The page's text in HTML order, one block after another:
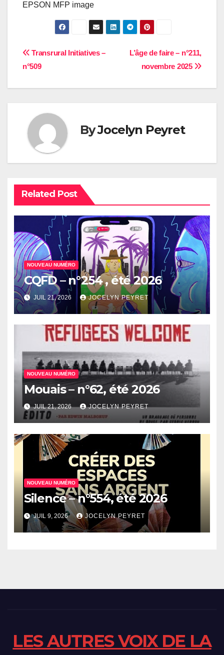
EPSON MFP image
Navigation
L’âge de faire – n°211,
novembre 2025
Transrural Initiatives –
n°509
ByJocelyn Peyret
Related Post
NOUVEAU NUMÉRO
CQFD – n°254 , été 2026
JUIL 21, 2026 JOCELYN PEYRET
NOUVEAU NUMÉRO
Mouais – n°62, été 2026
JUIL 21, 2026 JOCELYN PEYRET
NOUVEAU NUMÉRO
Silence – n°554, été 2026
JUIL 9, 2026 JOCELYN PEYRET
LES AUTRES VOIX DE LA